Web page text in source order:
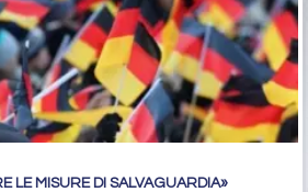
LE MISURE DI SALVAGUARDIA»